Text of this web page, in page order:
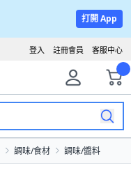
打開 App
客服中心
註冊會員
登入
調味/食材 調味/醬料